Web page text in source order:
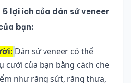
lợi ích của dán sứ veneer
bạn:
Dán sứ veneer có thể
cười của bạn bằng cách che
như răng sứt, răng thưa,